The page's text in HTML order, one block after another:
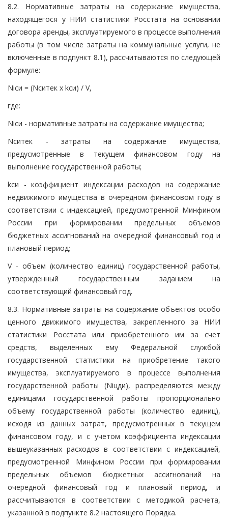
8.2. Нормативные затраты на содержание имущества,
находящегося у НИИ статистики Росстата на основании
договора аренды, эксплуатируемого в процессе выполнения
работы (в том числе затраты на коммунальные услуги, не
включенные в подпункт 8.1), рассчитываются по следующей
формуле:
Niси = (Nситек x kси) / V,
где:
Niси - нормативные затраты на содержание имущества;
Nситек - затраты на содержание имущества,
предусмотренные в текущем финансовом году на
выполнение государственной работы;
kси - коэффициент индексации расходов на содержание
недвижимого имущества в очередном финансовом году в
соответствии с индексацией, предусмотренной Минфином
России при формировании предельных объемов
бюджетных ассигнований на очередной финансовый год и
плановый период;
V - объем (количество единиц) государственной работы,
утвержденный государственным заданием на
соответствующий финансовый год.
8.3. Нормативные затраты на содержание объектов особо
ценного движимого имущества, закрепленного за НИИ
статистики Росстата или приобретенного им за счет
средств, выделенных ему Федеральной службой
государственной статистики на приобретение такого
имущества, эксплуатируемого в процессе выполнения
государственной работы (Niцди), распределяются между
единицами государственной работы пропорционально
объему государственной работы (количество единиц),
исходя из данных затрат, предусмотренных в текущем
финансовом году, и с учетом коэффициента индексации
вышеуказанных расходов в соответствии с индексацией,
предусмотренной Минфином России при формировании
предельных объемов бюджетных ассигнований на
очередной финансовый год и плановый период, и
рассчитываются в соответствии с методикой расчета,
указанной в подпункте 8.2 настоящего Порядка.